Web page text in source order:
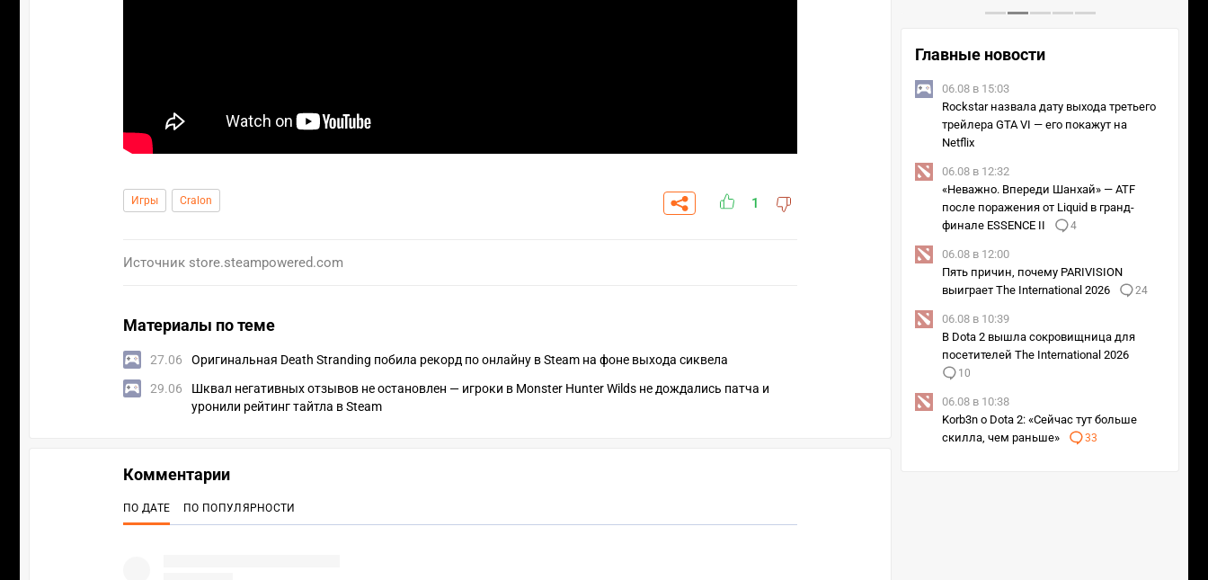
Игры Cralon 1
Источник store.steampowered.com
Материалы по теме
27.06
Оригинальная Death Stranding побила рекорд по онлайну в Steam на фоне выхода сиквела
29.06
Шквал негативных отзывов не остановлен — игроки в Monster Hunter Wilds не дождались патча и
уронили рейтинг тайтла в Steam
Главные новости
06.08 в 15:03
Rockstar назвала дату выхода третьего
трейлера GTA VI — его покажут на
Netflix
06.08 в 12:32
«Неважно. Впереди Шанхай» — ATF
после поражения от Liquid в гранд-
финале ESSENCE II
4
06.08 в 12:00
Пять причин, почему PARIVISION
выиграет The International 2026
24
06.08 в 10:39
В Dota 2 вышла сокровищница для
посетителей The International 2026
10
06.08 в 10:38
Korb3n о Dota 2: «Сейчас тут больше
скилла, чем раньше»
33
Комментарии
ПО ДАТЕ ПО ПОПУЛЯРНОСТИ